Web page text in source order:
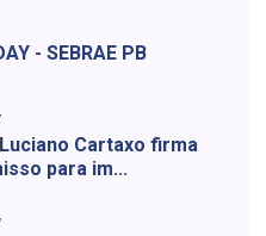
- SEBRAE PB
Cartaxo firma
para im...